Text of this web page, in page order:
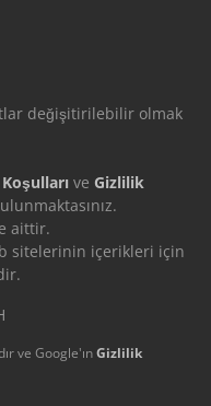
değişitirilebilir olmak
ve Gizlilik
aittir.
sitelerinin içerikleri için
ve Google'ınGizlilik